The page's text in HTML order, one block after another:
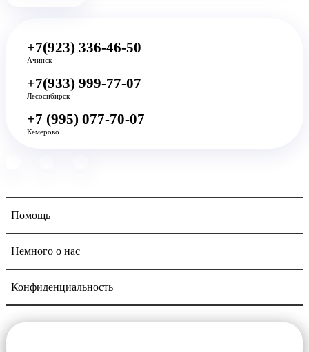
Помощь
Немного о нас
Конфиденциальность
+7(923) 336-46-50
Ачинск
+7(933) 999-77-07
Лесосибирск
+7 (995) 077-70-07
Кемерово
Navigation